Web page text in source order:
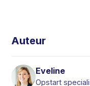
Auteur
Eveline
Opstart